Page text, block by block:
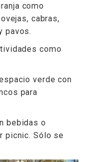
como
cabras,
pavos.
como
verde con
para
bebidas o
picnic. Sólo se